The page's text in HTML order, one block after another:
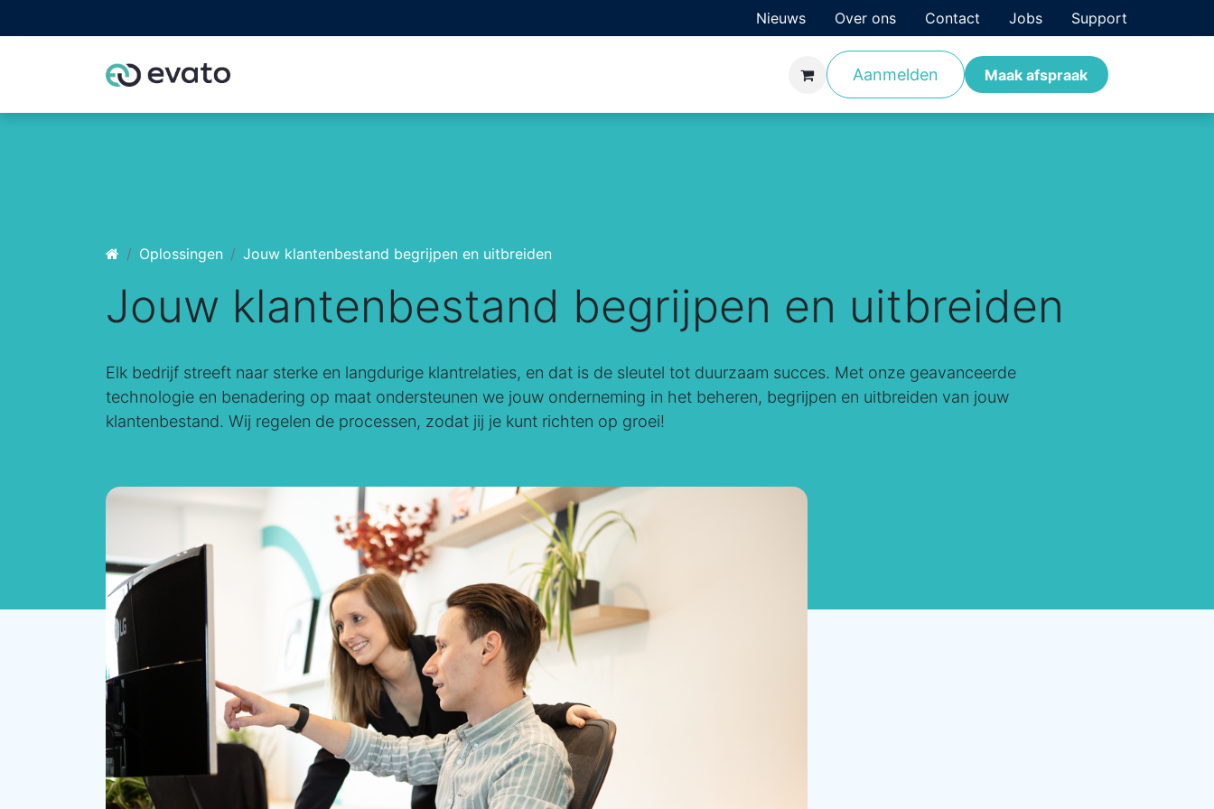
Nieuws Over ons Contact Jobs Support
Klantverhalen Opleidingen
Aanmelden Maak afspraak
Oplossingen Jouw klantenbestand begrijpen en uitbreiden
Jouw klantenbestand begrijpen en uitbreiden
Elk bedrijf streeft naar sterke en langdurige klantrelaties, en dat is de sleutel tot duurzaam succes. Met onze geavanceerde
technologie en benadering op maat ondersteunen we jouw onderneming in het beheren, begrijpen en uitbreiden van jouw
klantenbestand. Wij regelen de processen, zodat jij je kunt richten op groei!